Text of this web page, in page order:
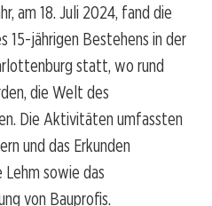
am 18. Juli 2024, fand die
15-jährigen Bestehens in der
statt, wo rund
die Welt des
Die Aktivitäten umfassten
und das Erkunden
sowie das
von Bauprofis.